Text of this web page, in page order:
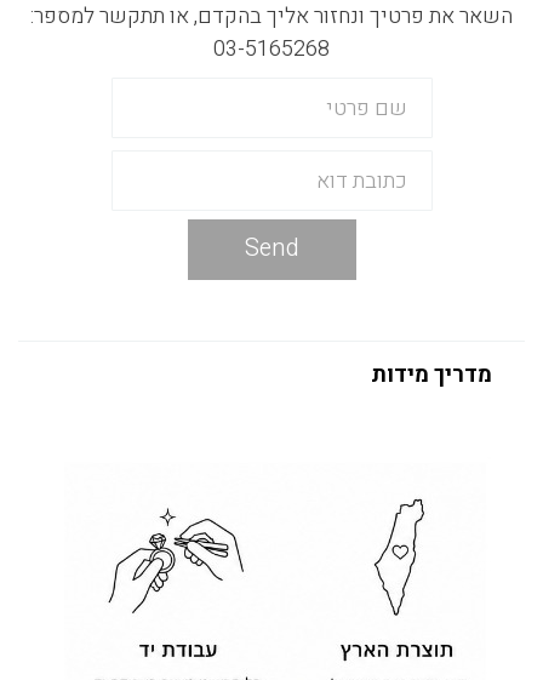
השאר את פרטיך ונחזור אליך בהקדם, או תתקשר למספר:
03-5165268
Send
מדריך מידות